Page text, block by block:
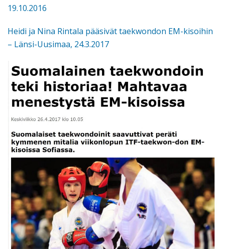
19.10.2016
Heidi ja Nina Rintala pääsivät taekwondon EM-kisoihin
– Länsi-Uusimaa, 24.3.2017